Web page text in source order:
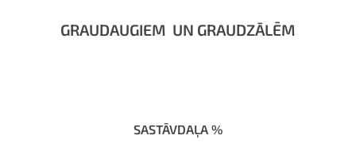
GRAUDAUGIEM UN GRAUDZĀLĒM
SASTĀVDAĻA %